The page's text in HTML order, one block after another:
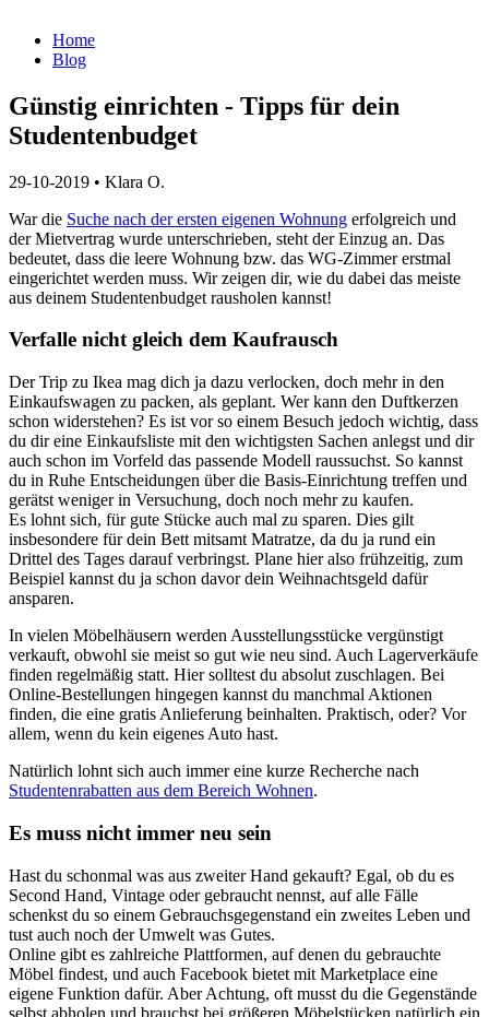
Home
Blog
Günstig einrichten - Tipps für dein
Studentenbudget
29-10-2019 • Klara O.
War die Suche nach der ersten eigenen Wohnung erfolgreich und
der Mietvertrag wurde unterschrieben, steht der Einzug an. Das
bedeutet, dass die leere Wohnung bzw. das WG-Zimmer erstmal
eingerichtet werden muss. Wir zeigen dir, wie du dabei das meiste
aus deinem Studentenbudget rausholen kannst!
Verfalle nicht gleich dem Kaufrausch
Der Trip zu Ikea mag dich ja dazu verlocken, doch mehr in den
Einkaufswagen zu packen, als geplant. Wer kann den Duftkerzen
schon widerstehen? Es ist vor so einem Besuch jedoch wichtig, dass
du dir eine Einkaufsliste mit den wichtigsten Sachen anlegst und dir
auch schon im Vorfeld das passende Modell raussuchst. So kannst
du in Ruhe Entscheidungen über die Basis-Einrichtung treffen und
gerätst weniger in Versuchung, doch noch mehr zu kaufen.
Es lohnt sich, für gute Stücke auch mal zu sparen. Dies gilt
insbesondere für dein Bett mitsamt Matratze, da du ja rund ein
Drittel des Tages darauf verbringst. Plane hier also frühzeitig, zum
Beispiel kannst du ja schon davor dein Weihnachtsgeld dafür
ansparen.
In vielen Möbelhäusern werden Ausstellungsstücke vergünstigt
verkauft, obwohl sie meist so gut wie neu sind. Auch Lagerverkäufe
finden regelmäßig statt. Hier solltest du absolut zuschlagen. Bei
Online-Bestellungen hingegen kannst du manchmal Aktionen
finden, die eine gratis Anlieferung beinhalten. Praktisch, oder? Vor
allem, wenn du kein eigenes Auto hast.
Natürlich lohnt sich auch immer eine kurze Recherche nach
Studentenrabatten aus dem Bereich Wohnen.
Es muss nicht immer neu sein
Hast du schonmal was aus zweiter Hand gekauft? Egal, ob du es
Second Hand, Vintage oder gebraucht nennst, auf alle Fälle
schenkst du so einem Gebrauchsgegenstand ein zweites Leben und
tust auch noch der Umwelt was Gutes.
Online gibt es zahlreiche Plattformen, auf denen du gebrauchte
Möbel findest, und auch Facebook bietet mit Marketplace eine
eigene Funktion dafür. Aber Achtung, oft musst du die Gegenstände
selbst abholen und brauchst bei größeren Möbelstücken natürlich ein